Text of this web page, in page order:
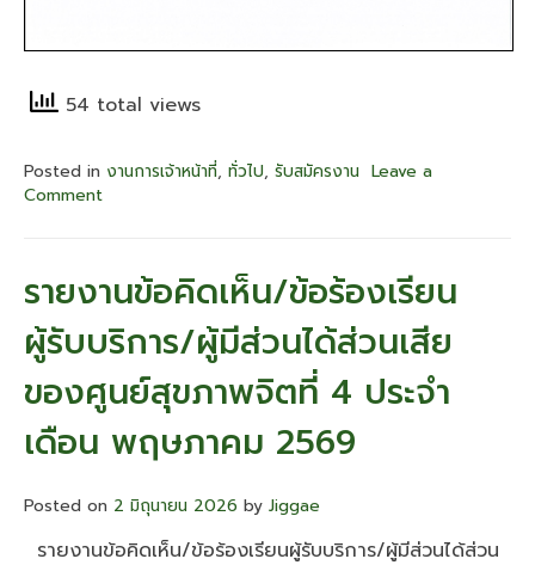
54 total views
Posted in งานการเจ้าหน้าที่, ทั่วไป, รับสมัครงาน Leave a
Comment
จิต
4
เรื่อง
ราย
ชื่อ
ผู้
ผ่าน
ประเมิน
รู้
รายงานข้อคิดเห็น/ข้อร้องเรียน
ผู้รับบริการ/ผู้มีส่วนได้ส่วนเสีย
ของศูนย์สุขภาพจิตที่ 4 ประจำ
เดือน พฤษภาคม 2569
Posted on 2 มิถุนายน 2026 by Jiggae
รายงานข้อคิดเห็น/ข้อร้องเรียนผู้รับบริการ/ผู้มีส่วนได้ส่วน